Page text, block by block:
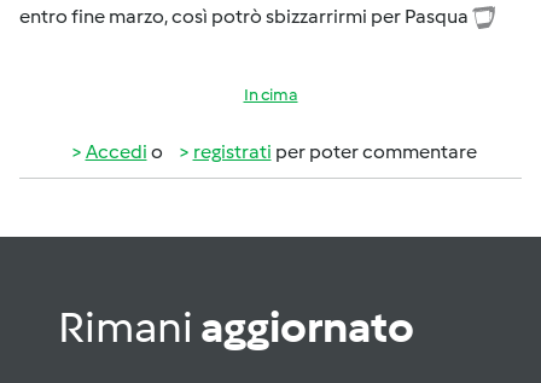
entro fine marzo, così potrò sbizzarrirmi per Pasqua
In cima
Accedi o registrati per poter commentare
Rimani aggiornato